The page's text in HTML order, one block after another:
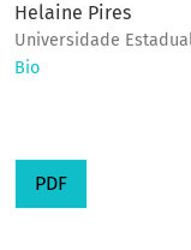
Helaine Pires
Universidade
Bio
PDF